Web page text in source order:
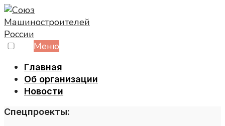
Skip
to
content
Меню
Главная
Об организации
Новости
Спецпроекты: